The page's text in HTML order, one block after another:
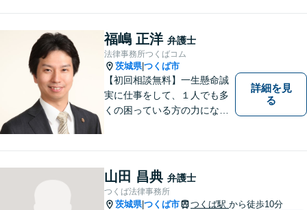
させていただきます。コミュ
ニケーションを大切にし、最
善の解決へと導きます。
福嶋 正洋 弁護士
法律事務所つくばコム
茨城県|つくば市
【初回相談無料】一生懸命誠
実に仕事をして、１人でも多
くの困っている方の力にな
ました。弁護士に相談すべき
事案かどうかも含め、私が親
切・丁寧にご対応致します。
ぜひご相談ください。
詳細を見
る
山田 昌典 弁護士
つくば法律事務所
茨城県|つくば市 つくば駅 から徒歩10分